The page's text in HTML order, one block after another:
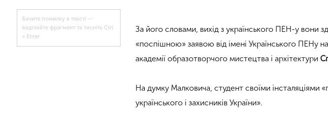
Бачите помилку в тексті —
виділяйте фрагмент та тисніть Ctrl
+ Enter
За його словами, вихід з українського ПЕН-у вони
«поспішною» заявою від імені Українського ПЕНу
академії образотворчого мистецтва і архітектури
На думку Малковича, студент своїми інсталяціями
українського і захисників України».